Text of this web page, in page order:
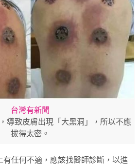
台灣有新聞
導致皮膚出現「大黑洞」，所以不應
拔得太密。
有任何不適，應該找醫師診斷，以進